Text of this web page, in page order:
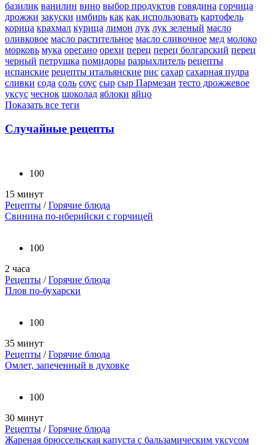
базилик ванилин вино выбор продуктов говядина горчица
дрожжи закуски имбирь как как использовать картофель
корица крахмал курица лимон лук лук зеленый масло
оливковое масло растительное масло сливочное мед молоко
морковь мука орегано орехи перец перец болгарский перец
черный петрушка помидоры разрыхлитель рецепты
испанские рецепты итальянские рис сахар сахарная пудра
сливки сода соль соус сыр сыр Пармезан тесто дрожжевое
уксус чеснок шоколад яблоки яйцо
Показать все теги
Случайные рецепты
100
15 минут
Рецепты /Горячие блюда
Свинина по-иберийски с горчицей
100
2 часа
Рецепты /Горячие блюда
Плов по-бухарски
100
35 минут
Рецепты /Горячие блюда
Омлет, запеченный в духовке
100
30 минут
Рецепты /Горячие блюда
Жареная брюссельская капуста с бальзамическим уксусом